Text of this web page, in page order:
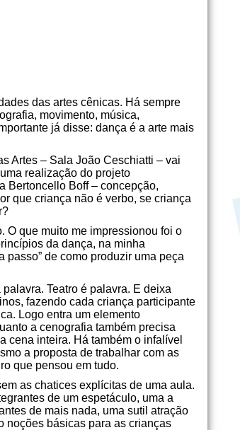
das artes cênicas. Há sempre
movimento, música,
já disse: dança é a arte mais
Artes – Sala João Ceschiatti – vai
realização do projeto
Bertoncello Boff – concepção,
que criança não é verbo, se criança
O que muito me impressionou foi o
da dança, na minha
de como produzir uma peça
Teatro é palavra. E deixa
fazendo cada criança participante
Logo entra um elemento
a cenografia também precisa
cena inteira. Há também o infalível
a proposta de trabalhar com as
que pensou em tudo.
as chatices explícitas de uma aula.
de um espetáculo, uma a
de mais nada, uma sutil atração
noções básicas para as crianças